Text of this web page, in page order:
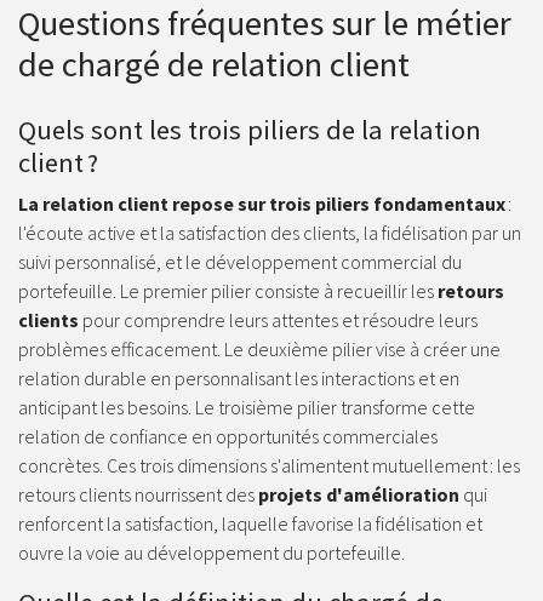
Questions fréquentes sur le métier
de chargé de relation client
Quels sont les trois piliers de la relation
client ?
La relation client repose sur trois piliers fondamentaux:
l'écoute active et la satisfaction des clients, la fidélisation par un
suivi personnalisé, et le développement commercial du
portefeuille. Le premier pilier consiste à recueillir les retours
clients pour comprendre leurs attentes et résoudre leurs
problèmes efficacement. Le deuxième pilier vise à créer une
relation durable en personnalisant les interactions et en
anticipant les besoins. Le troisième pilier transforme cette
relation de confiance en opportunités commerciales
concrètes. Ces trois dimensions s'alimentent mutuellement : les
retours clients nourrissent des projets d'amélioration qui
renforcent la satisfaction, laquelle favorise la fidélisation et
ouvre la voie au développement du portefeuille.